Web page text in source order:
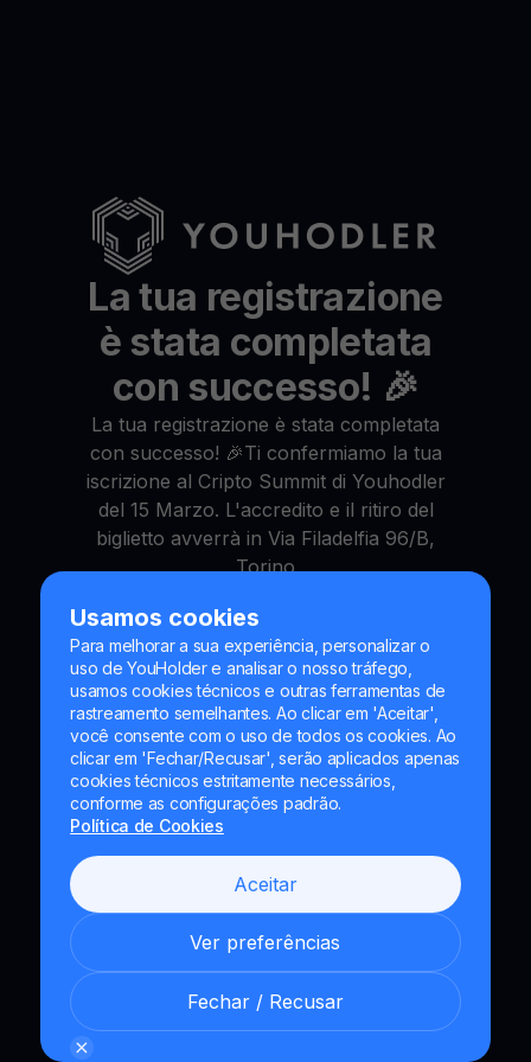
La tua registrazione
è stata completata
con successo! 🎉
La tua registrazione è stata completata
con successo! 🎉Ti confermiamo la tua
iscrizione al Cripto Summit di Youhodler
del 15 Marzo. L'accredito e il ritiro del
biglietto avverrà in Via Filadelfia 96/B,
Torino
Grazie
Torna su Youhodler
Usamos cookies
Para melhorar a sua experiência, personalizar o
uso de YouHolder e analisar o nosso tráfego,
usamos cookies técnicos e outras ferramentas de
rastreamento semelhantes. Ao clicar em 'Aceitar',
você consente com o uso de todos os cookies. Ao
clicar em 'Fechar/Recusar', serão aplicados apenas
cookies técnicos estritamente necessários,
conforme as configurações padrão.
Política de Cookies
Aceitar
Ver preferências
Fechar / Recusar